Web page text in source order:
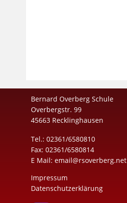
Bernard Overberg Schule
Overbergstr. 99
45663 Recklinghausen
Tel.: 02361/6580810
Fax: 02361/6580814
E Mail: email@rsoverberg.net
Impressum
Datenschutzerklärung